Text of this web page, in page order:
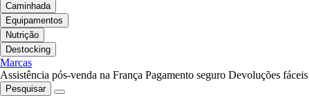
Caminhada
Equipamentos
Nutrição
Destocking
Marcas
Assistência pós-venda na França Pagamento seguro Devoluções fáceis
Pesquisar